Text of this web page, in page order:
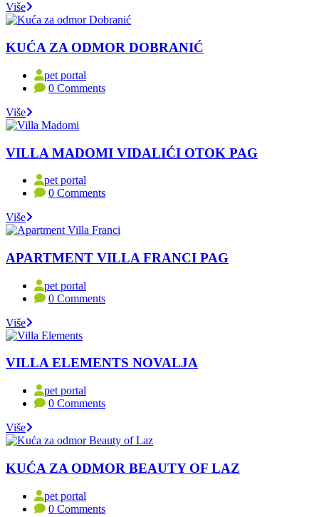
Više
KUĆA ZA ODMOR DOBRANIĆ
pet portal
0 Comments
Više
VILLA MADOMI VIDALIĆI OTOK PAG
pet portal
0 Comments
Više
APARTMENT VILLA FRANCI PAG
pet portal
0 Comments
Više
VILLA ELEMENTS NOVALJA
pet portal
0 Comments
Više
KUĆA ZA ODMOR BEAUTY OF LAZ
pet portal
0 Comments